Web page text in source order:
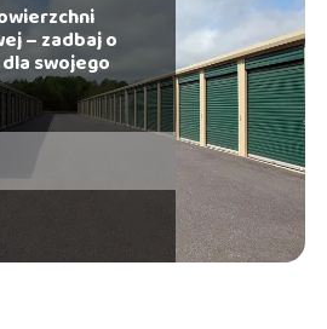
– zadbaj o
swojego